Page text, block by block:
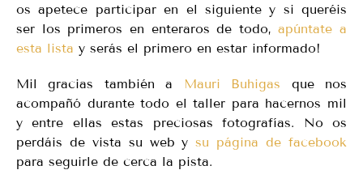
os apetece participar en el siguiente y si queréis
ser los primeros en enteraros de todo,apúntate a
esta lista y serás el primero en estar informado!
Mil gracias también a Mauri Buhigas que nos
acompañó durante todo el taller para hacernos mil
y entre ellas estas preciosas fotografías. No os
perdáis de vista su web ysu página de facebook
para seguirle de cerca la pista.